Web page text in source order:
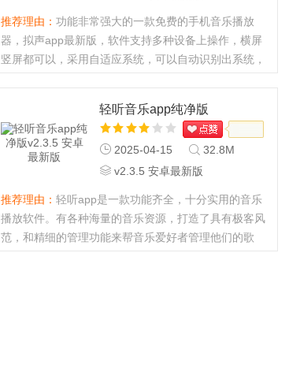
推荐理由： 功能非常强大的一款免费的手机音乐播放
器，拟声app最新版，软件支持多种设备上操作，横屏
竖屏都可以，采用自适应系统，可以自动识别出系统，
声app怎么解锁Plus功能...轻听音乐app纯净版
2025-04-15
32.8M
v2.3.5 安卓最新版
推荐理由： 轻听app是一款功能齐全，十分实用的音乐
播放软件。有各种海量的音乐资源，打造了具有极客风
范，和精细的管理功能来帮音乐爱好者管理他们的歌